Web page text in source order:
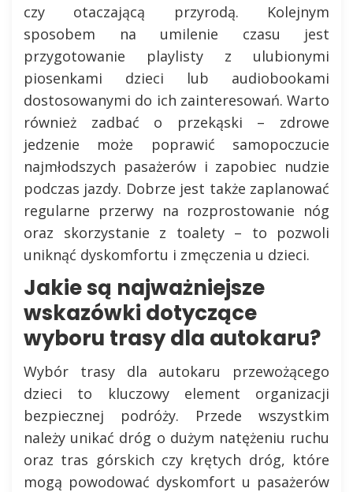
czy otaczającą przyrodą. Kolejnym
sposobem na umilenie czasu jest
przygotowanie playlisty z ulubionymi
piosenkami dzieci lub audiobookami
dostosowanymi do ich zainteresowań. Warto
również zadbać o przekąski – zdrowe
jedzenie może poprawić samopoczucie
najmłodszych pasażerów i zapobiec nudzie
podczas jazdy. Dobrze jest także zaplanować
regularne przerwy na rozprostowanie nóg
oraz skorzystanie z toalety – to pozwoli
uniknąć dyskomfortu i zmęczenia u dzieci.
Jakie są najważniejsze
wskazówki dotyczące
wyboru trasy dla autokaru?
Wybór trasy dla autokaru przewożącego
dzieci to kluczowy element organizacji
bezpiecznej podróży. Przede wszystkim
należy unikać dróg o dużym natężeniu ruchu
oraz tras górskich czy krętych dróg, które
mogą powodować dyskomfort u pasażerów